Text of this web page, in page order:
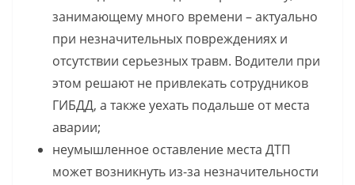
занимающему много времени – актуально
при незначительных повреждениях и
отсутствии серьезных травм. Водители при
этом решают не привлекать сотрудников
ГИБДД, а также уехать подальше от места
аварии;
неумышленное оставление места ДТП
может возникнуть из-за незначительности